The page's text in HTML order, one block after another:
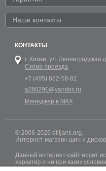
Наши контакты
КОНТАКТЫ
г. Химки, ул. Ленинградская
Схема проезда
+7 (495) 662-58-82
a280290@yandex.ru
Менеджер в MAX
© 2006-2026 dilijans.org.
Интернет-магазин шин и дисков
Данный интернет-сайт носит
характер и ни при каких
определяемой положениями